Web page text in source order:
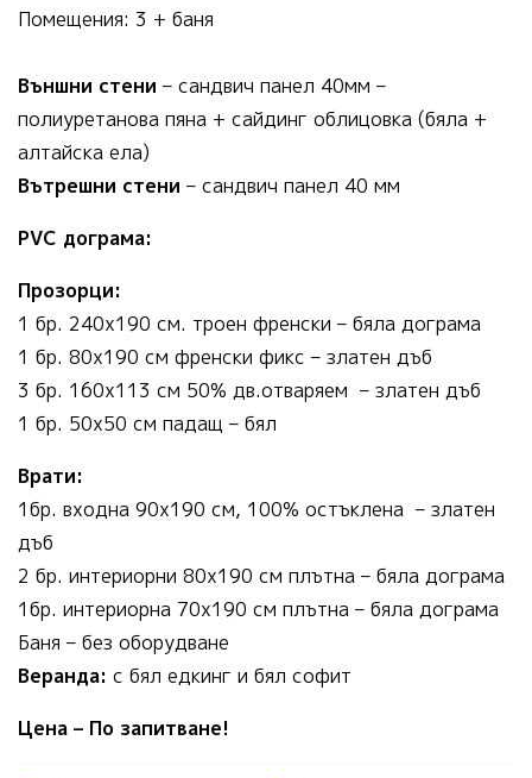
Помещения: 3 + баня
Външни стени – сандвич панел 40мм –
полиуретанова пяна + сайдинг облицовка (бяла +
алтайска ела)
Вътрешни стени – сандвич панел 40 мм
PVC дограма:
Прозорци:
1 бр. 240х190 см. троен френски – бяла дограма
1 бр. 80х190 см френски фикс – златен дъб
3 бр. 160х113 см 50% дв.отваряем – златен дъб
1 бр. 50х50 см падащ – бял
Врати:
1бр. входна 90х190 см, 100% остъклена – златен
дъб
2 бр. интериорни 80х190 см плътна – бяла дограма
1бр. интериорна 70х190 см плътна – бяла дограма
Баня – без оборудване
Веранда: с бял едкинг и бял софит
Цена – По запитване!